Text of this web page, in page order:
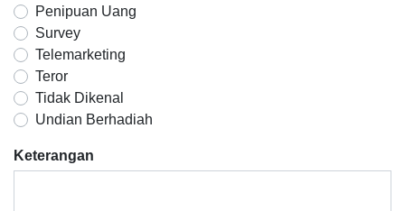
Penipuan Uang
Survey
Telemarketing
Teror
Tidak Dikenal
Undian Berhadiah
Keterangan